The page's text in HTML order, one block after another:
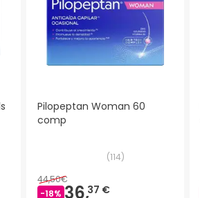
Pilopeptan Woman 60
comp
(114)
44,50€
-18% 36,37 €